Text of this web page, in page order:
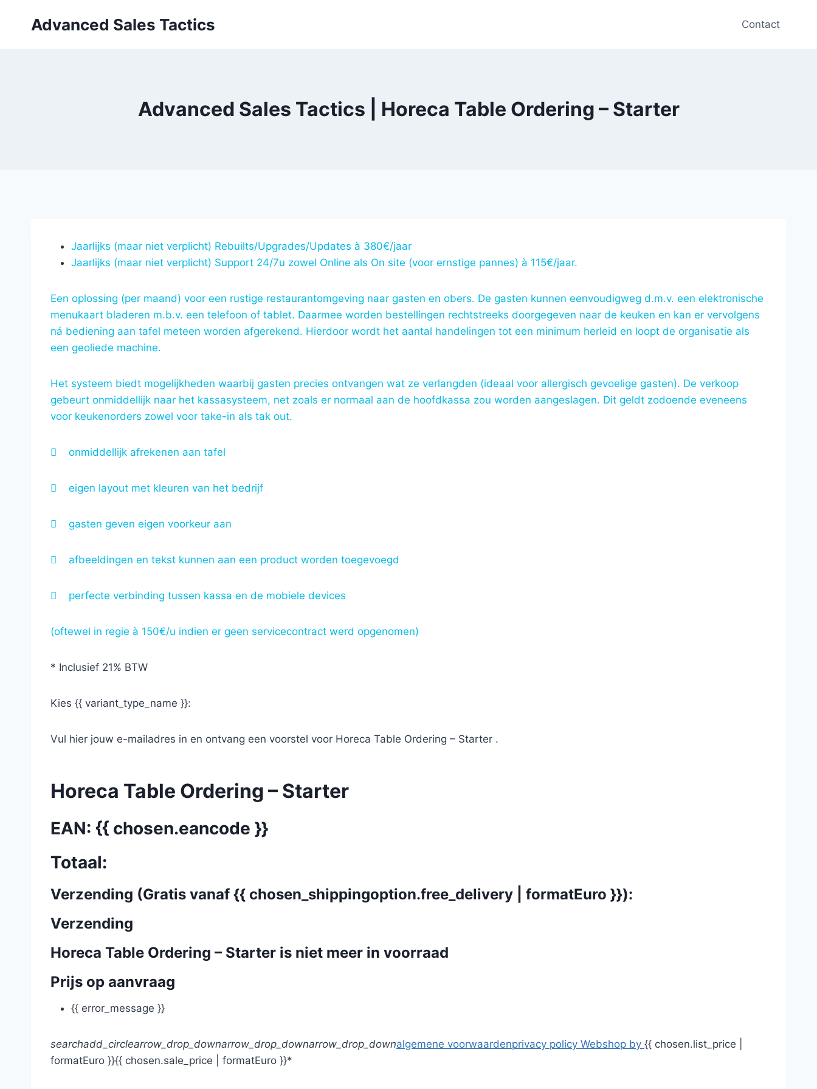
Advanced Sales Tactics Contact
Advanced Sales Tactics | Horeca Table Ordering – Starter
Jaarlijks (maar niet verplicht) Rebuilts/Upgrades/Updates à 380€/jaar
Jaarlijks (maar niet verplicht) Support 24/7u zowel Online als On site (voor ernstige pannes) à 115€/jaar.
Een oplossing (per maand) voor een rustige restaurantomgeving naar gasten en obers. De gasten kunnen eenvoudigweg d.m.v. een elektronische
menukaart bladeren m.b.v. een telefoon of tablet. Daarmee worden bestellingen rechtstreeks doorgegeven naar de keuken en kan er vervolgens
ná bediening aan tafel meteen worden afgerekend. Hierdoor wordt het aantal handelingen tot een minimum herleid en loopt de organisatie als
een geoliede machine.
Het systeem biedt mogelijkheden waarbij gasten precies ontvangen wat ze verlangden (ideaal voor allergisch gevoelige gasten). De verkoop
gebeurt onmiddellijk naar het kassasysteem, net zoals er normaal aan de hoofdkassa zou worden aangeslagen. Dit geldt zodoende eveneens
voor keukenorders zowel voor take-in als tak out.
 onmiddellijk afrekenen aan tafel
 eigen layout met kleuren van het bedrijf
 gasten geven eigen voorkeur aan
 afbeeldingen en tekst kunnen aan een product worden toegevoegd
 perfecte verbinding tussen kassa en de mobiele devices
(oftewel in regie à 150€/u indien er geen servicecontract werd opgenomen)
* Inclusief 21% BTW
Kies {{ variant_type_name }}:
Vul hier jouw e-mailadres in en ontvang een voorstel voor Horeca Table Ordering – Starter .
Horeca Table Ordering – Starter
EAN: {{ chosen.eancode }}
Totaal:
Verzending (Gratis vanaf {{ chosen_shippingoption.free_delivery | formatEuro }}):
Verzending
Horeca Table Ordering – Starter is niet meer in voorraad
Prijs op aanvraag
{{ error_message }}
searchadd_circlearrow_drop_downarrow_drop_downarrow_drop_downalgemene voorwaardenprivacy policy Webshop by {{ chosen.list_price |
formatEuro }}{{ chosen.sale_price | formatEuro }}*